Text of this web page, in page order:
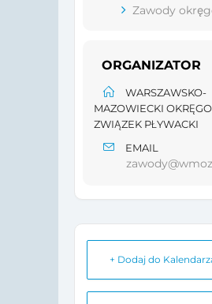
Zawody
ORGANIZATOR
WARSZAWSKO-
MAZOWIECKI
ZWIĄZEK PŁYWACKI
EMAIL
+ Dodaj do